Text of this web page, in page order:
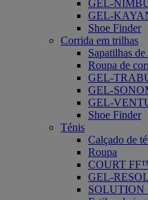
GEL-
GEL-
Shoe Finder
Corrida em trilhas
Sapatilhas
Roupa de
GEL-
GEL-
GEL-
Shoe Finder
Ténis
Calçado de
Roupa
COURT
GEL-